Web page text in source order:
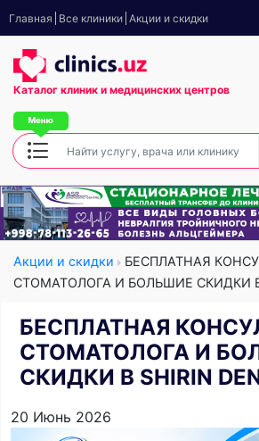
Главная Все клиники Акции и скидки
Каталог клиник и медицинских центров
Акции и скидки
БЕСПЛАТНАЯ
СТОМАТОЛОГА И БОЛЬШИЕ СКИДКИ В
БЕСПЛАТНАЯ
СТОМАТОЛОГА И
СКИДКИ В SHIRIN
20 Июнь 2026